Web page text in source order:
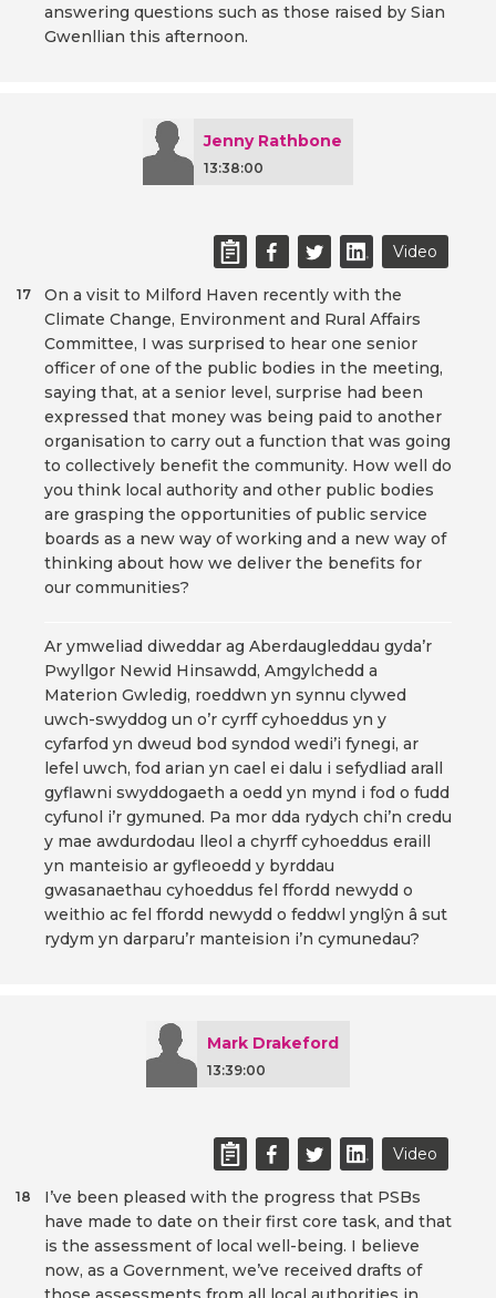
answering questions such as those raised by Sian
Gwenllian this afternoon.
Jenny Rathbone
13:38:00
Video
On a visit to Milford Haven recently with the
Climate Change, Environment and Rural Affairs
Committee, I was surprised to hear one senior
officer of one of the public bodies in the meeting,
saying that, at a senior level, surprise had been
expressed that money was being paid to another
organisation to carry out a function that was going
to collectively benefit the community. How well do
you think local authority and other public bodies
are grasping the opportunities of public service
boards as a new way of working and a new way of
thinking about how we deliver the benefits for
our communities?
17
Ar ymweliad diweddar ag Aberdaugleddau gyda’r
Pwyllgor Newid Hinsawdd, Amgylchedd a
Materion Gwledig, roeddwn yn synnu clywed
uwch-swyddog un o’r cyrff cyhoeddus yn y
cyfarfod yn dweud bod syndod wedi’i fynegi, ar
lefel uwch, fod arian yn cael ei dalu i sefydliad arall
gyflawni swyddogaeth a oedd yn mynd i fod o fudd
cyfunol i’r gymuned. Pa mor dda rydych chi’n credu
y mae awdurdodau lleol a chyrff cyhoeddus eraill
yn manteisio ar gyfleoedd y byrddau
gwasanaethau cyhoeddus fel ffordd newydd o
weithio ac fel ffordd newydd o feddwl ynglŷn â sut
rydym yn darparu’r manteision i’n cymunedau?
Mark Drakeford
13:39:00
Video
I’ve been pleased with the progress that PSBs
have made to date on their first core task, and that
is the assessment of local well-being. I believe
now, as a Government, we’ve received drafts of
18